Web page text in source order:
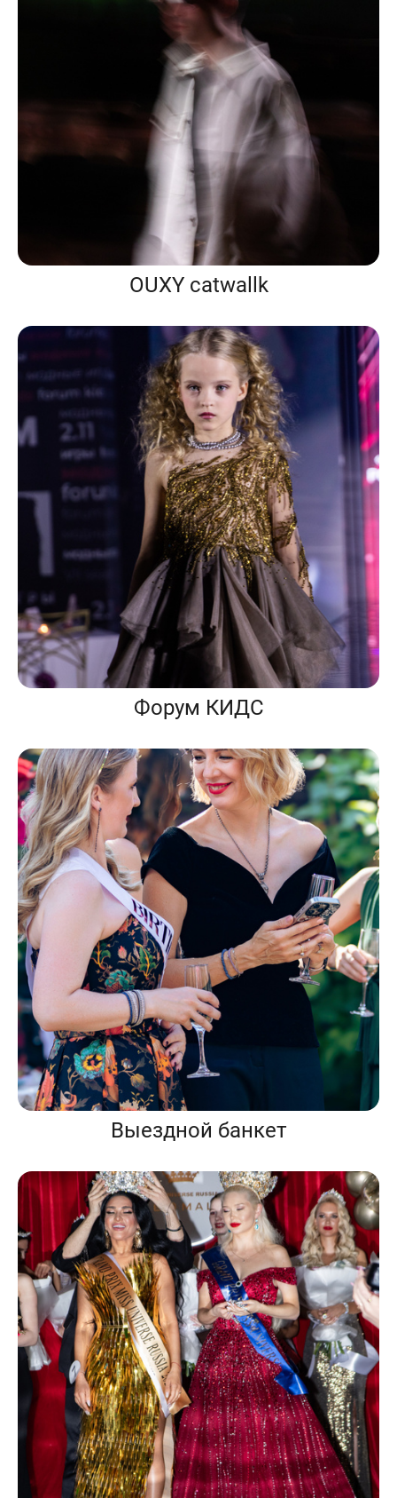
OUXY catwallk
Форум КИДС
Выездной банкет